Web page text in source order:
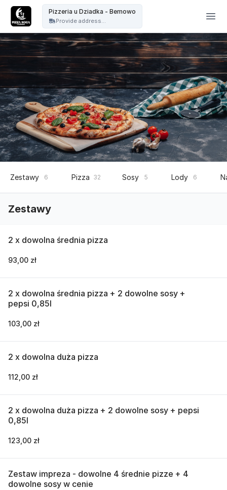
Pizzeria u Dziadka - Bemowo
Provide address...
Zestawy 6 Pizza 32 Sosy 5 Lody 6
Zestawy
2 x dowolna średnia pizza
93,00 zł
2 x dowolna średnia pizza + 2 dowolne sosy +
pepsi 0,85l
103,00 zł
2 x dowolna duża pizza
112,00 zł
2 x dowolna duża pizza + 2 dowolne sosy + pepsi
0,85l
123,00 zł
Zestaw impreza - dowolne 4 średnie pizze + 4
dowolne sosy w cenie